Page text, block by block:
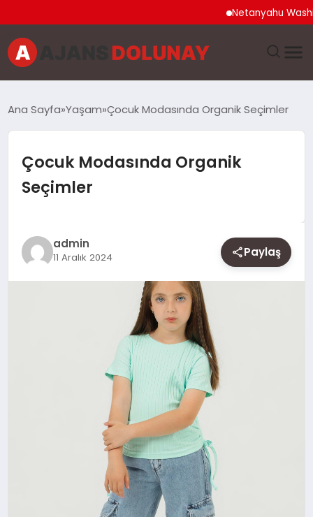
Netanyahu
EĞITIM
EKONOMI
GÜNCEL
MAGAZIN
Ana Sayfa Yaşam Çocuk Modasında Organik Seçimler
Çocuk Modasında Organik
Seçimler
admin
11 Aralık 2024 Paylaş